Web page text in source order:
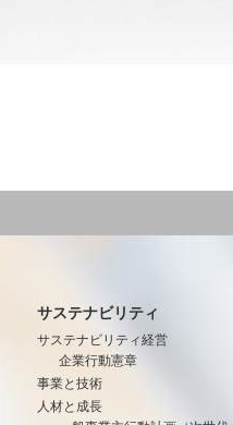
サステナビリティ
サステナビリティ経営
企業行動憲章
事業と技術
人材と成長